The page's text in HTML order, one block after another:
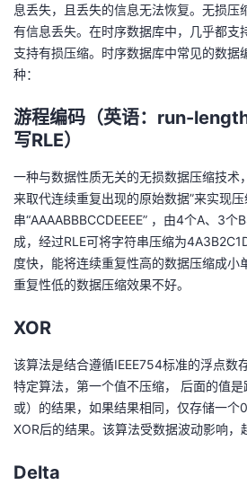
息丢失，且丢失的信息无法恢复。无损压
有信息丢失。在时序数据库中，几乎都支
支持有损压缩。时序数据库中常见的数据
种：
游程编码（英语：run-
写RLE）
一种与数据性质无关的无损数据压缩技术
来取代连续重复出现的原始数据”来实现
串“AAAABBBCCDEEEE” ，由4个A、3个
成，经过RLE可将字符串压缩为
度快，能将连续重复性高的数据压缩成小
重复性低的数据压缩效果不好。
XOR
该算法是结合遵循IEEE754标准的浮点数
特定算法，第一个值不压缩， 后面的值
或）的结果，如果结果相同，仅存储一个
XOR后的结果。该算法受数据波动影响，
Delta